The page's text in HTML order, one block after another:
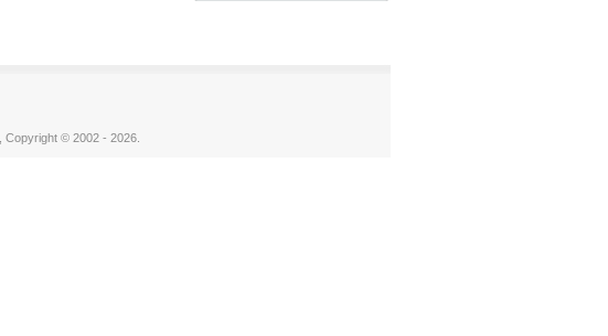
Copyright © 2002 - 2026.